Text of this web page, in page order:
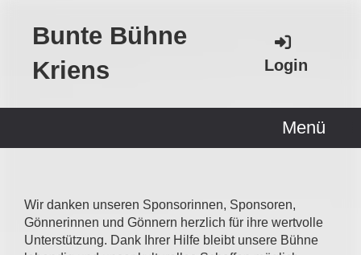
Bunte Bühne
Kriens
Login
Menü
Wir danken unseren Sponsorinnen, Sponsoren,
Gönnerinnen und Gönnern herzlich für ihre wertvolle
Unterstützung. Dank Ihrer Hilfe bleibt unsere Bühne